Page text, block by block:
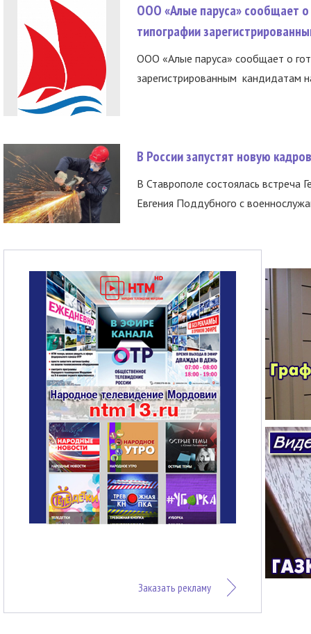
ООО «Алые паруса» сообщает о
типографии
ООО «Алые паруса» сообщает о
зарегистрированным кандидатам
В России запустят новую
В Ставрополе состоялась встреча
Евгения Поддубного с
Заказать рекламу